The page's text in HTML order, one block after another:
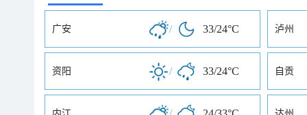
广安 / 33/24°C 泸州
资阳 / 33/24°C 自贡